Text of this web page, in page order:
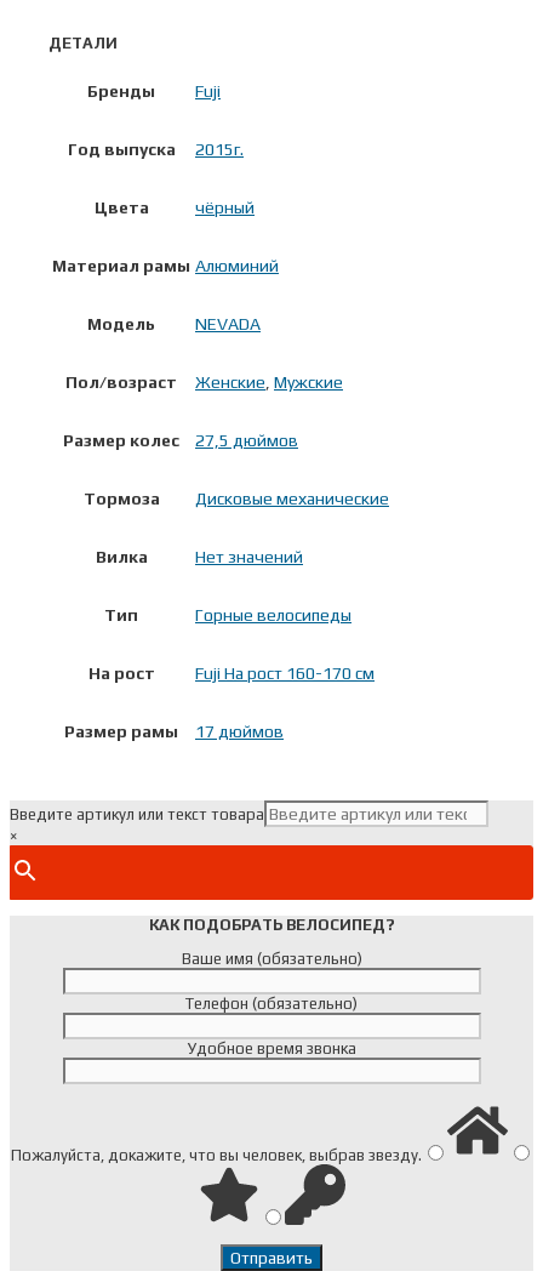
ДЕТАЛИ
Бренды Fuji
Год выпуска 2015г.
Цвета чёрный
Материал рамы Алюминий
Модель NEVADA
Пол/возраст Женские Мужские
Размер колес 27,5 дюймов
Тормоза Дисковые механические
Вилка Нет значений
Тип Горные велосипеды
На рост Fuji На рост 160-170 см
Размер рамы 17 дюймов
Введите артикул или текст товара
×
КАК ПОДОБРАТЬ ВЕЛОСИПЕД?
Ваше имя (обязательно)
Телефон (обязательно)
Удобное время звонка
Пожалуйста, докажите, что вы человек, выбрав звезду.